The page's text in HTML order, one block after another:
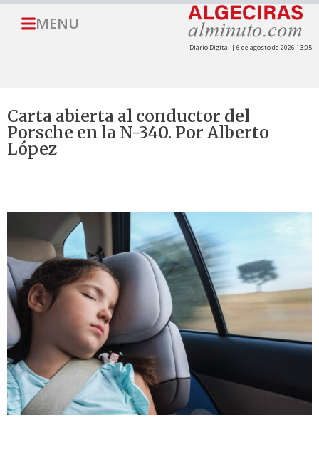
MENU
Diario Digital | 6 de agosto de 2026 13:05
Carta abierta al conductor del
Porsche en la N-340. Por Alberto
López